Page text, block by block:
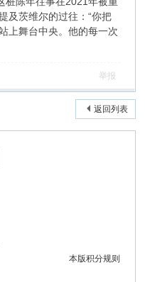
及茨维尔的过往：“你把
上舞台中央。他的每一次
举报
返回列表
本版积分规则